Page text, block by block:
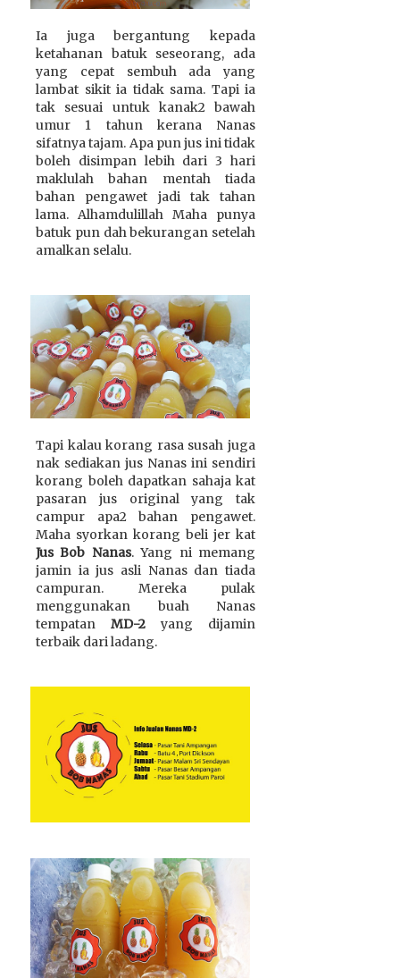
Ia juga bergantung kepada
ketahanan batuk seseorang, ada
yang cepat sembuh ada yang
lambat sikit ia tidak sama. Tapi ia
tak sesuai untuk kanak2 bawah
umur 1 tahun kerana Nanas
sifatnya tajam. Apa pun jus ini tidak
boleh disimpan lebih dari 3 hari
maklulah bahan mentah tiada
bahan pengawet jadi tak tahan
lama. Alhamdulillah Maha punya
batuk pun dah bekurangan setelah
amalkan selalu.
Tapi kalau korang rasa susah juga
nak sediakan jus Nanas ini sendiri
korang boleh dapatkan sahaja kat
pasaran jus original yang tak
campur apa2 bahan pengawet.
Maha syorkan korang beli jer kat
Jus Bob Nanas. Yang ni memang
jamin ia jus asli Nanas dan tiada
campuran. Mereka pulak
menggunakan buah Nanas
tempatan MD-2 yang dijamin
terbaik dari ladang.